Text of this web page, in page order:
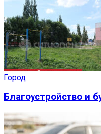
Город
Благоустройство и